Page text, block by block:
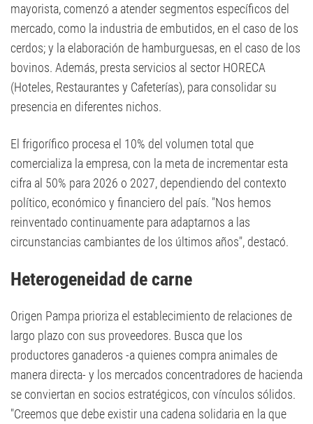
mayorista, comenzó a atender segmentos específicos del
mercado, como la industria de embutidos, en el caso de los
cerdos; y la elaboración de hamburguesas, en el caso de los
bovinos. Además, presta servicios al sector HORECA
(Hoteles, Restaurantes y Cafeterías), para consolidar su
presencia en diferentes nichos.
El frigorífico procesa el 10% del volumen total que
comercializa la empresa, con la meta de incrementar esta
cifra al 50% para 2026 o 2027, dependiendo del contexto
político, económico y financiero del país. "Nos hemos
reinventado continuamente para adaptarnos a las
circunstancias cambiantes de los últimos años", destacó.
Heterogeneidad de carne
Origen Pampa prioriza el establecimiento de relaciones de
largo plazo con sus proveedores. Busca que los
productores ganaderos -a quienes compra animales de
manera directa- y los mercados concentradores de hacienda
se conviertan en socios estratégicos, con vínculos sólidos.
"Creemos que debe existir una cadena solidaria en la que